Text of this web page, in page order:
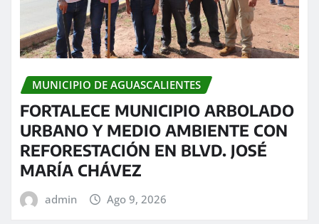
MUNICIPIO DE AGUASCALIENTES
FORTALECE MUNICIPIO ARBOLADO
URBANO Y MEDIO AMBIENTE CON
REFORESTACIÓN EN BLVD. JOSÉ
MARÍA CHÁVEZ
admin Ago 9, 2026